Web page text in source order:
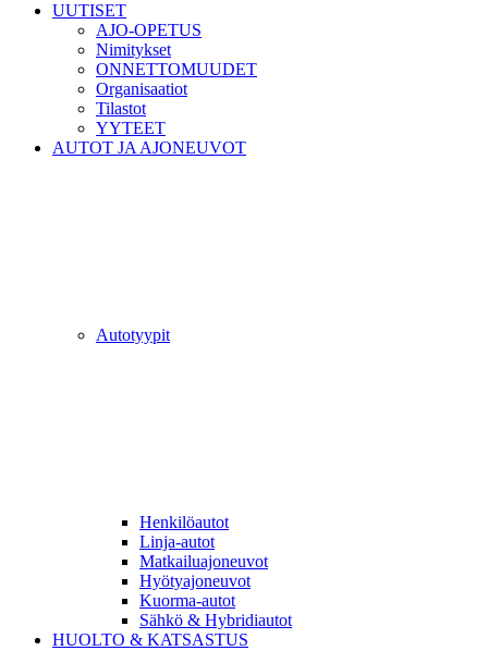
UUTISET
AJO-OPETUS
Nimitykset
ONNETTOMUUDET
Organisaatiot
Tilastot
YYTEET
AUTOT JA AJONEUVOT
Autotyypit
Henkilöautot
Linja-autot
Matkailuajoneuvot
Hyötyajoneuvot
Kuorma-autot
Sähkö & Hybridiautot
HUOLTO & KATSASTUS